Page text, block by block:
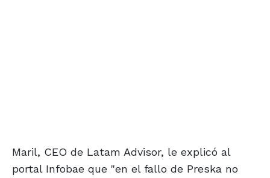
Maril, CEO de Latam Advisor, le explicó al
portal Infobae que "en el fallo de Preska no